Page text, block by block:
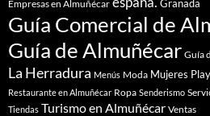
Empresas en Almuñécar
Granada
Guía Comercial de
Guía de Almuñécar Guía
La Herradura Menús Moda Mujeres
Restaurante en Almuñécar Ropa Senderismo
Tiendas Turismo en Almuñécar Ventas